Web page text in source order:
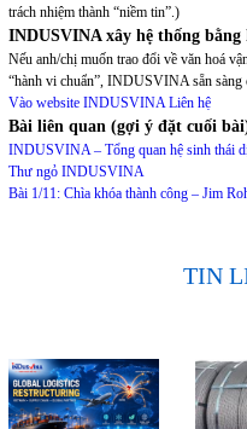
trách nhiệm thành “niềm tin”.)
INDUSVINA xây hệ thống
Nếu anh/chị muốn trao đổi về văn hoá
“hành vi chuẩn”, INDUSVINA sẵn sàng
Vào website INDUSVINA Liên hệ
Bài liên quan (gợi ý đặt cuối
INDUSVINA – Tổng quan hệ sinh thái
Thư ngỏ INDUSVINA
Bài 1/11: Chìa khóa thành công – Jim
TIN